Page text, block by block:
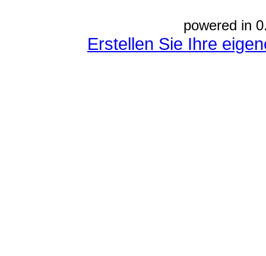
powered in
Erstellen Sie Ihre